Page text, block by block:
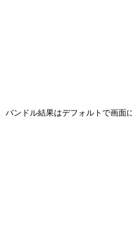
ンドル結果はデフォルトで画面